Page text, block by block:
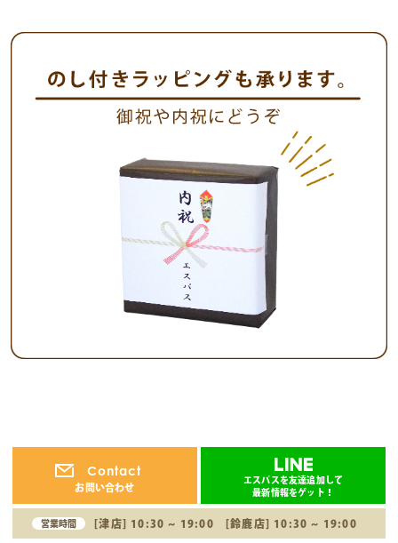
Contact
お問い合わせ
エスパスを友達追加して
最新情報をゲット！
営業時間 [津店] 10:30 ~ 19:00 [鈴鹿店] 10:30 ~ 19:00